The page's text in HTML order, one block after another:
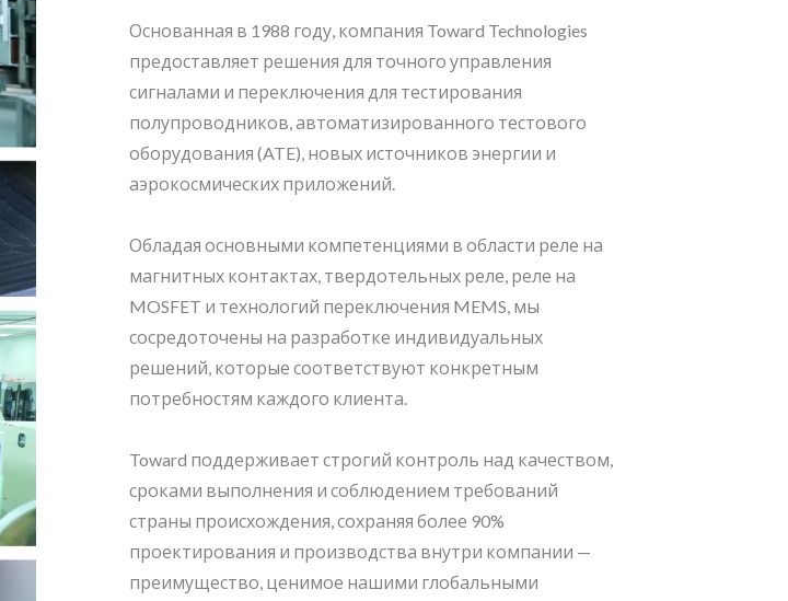
Основанная в 1988 году, компания Toward Technologies
предоставляет решения для точного управления
сигналами и переключения для тестирования
полупроводников, автоматизированного тестового
оборудования (ATE), новых источников энергии и
аэрокосмических приложений.
Обладая основными компетенциями в области реле на
магнитных контактах, твердотельных реле, реле на
MOSFET и технологий переключения MEMS, мы
сосредоточены на разработке индивидуальных
решений, которые соответствуют конкретным
потребностям каждого клиента.
Toward поддерживает строгий контроль над качеством,
сроками выполнения и соблюдением требований
страны происхождения, сохраняя более 90%
проектирования и производства внутри компании —
преимущество, ценимое нашими глобальными